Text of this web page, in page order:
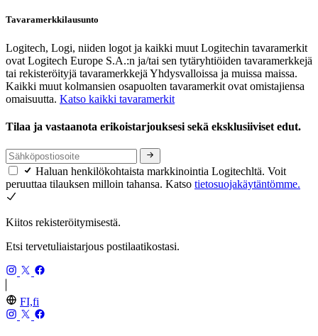
Tavaramerkkilausunto
Logitech, Logi, niiden logot ja kaikki muut Logitechin tavaramerkit
ovat Logitech Europe S.A.:n ja/tai sen tytäryhtiöiden tavaramerkkejä
tai rekisteröityjä tavaramerkkejä Yhdysvalloissa ja muissa maissa.
Kaikki muut kolmansien osapuolten tavaramerkit ovat omistajiensa
omaisuutta. Katso kaikki tavaramerkit
Tilaa ja vastaanota erikoistarjouksesi sekä eksklusiiviset edut.
Haluan henkilökohtaista markkinointia Logitechltä. Voit
peruuttaa tilauksen milloin tahansa. Katso tietosuojakäytäntömme.
Kiitos rekisteröitymisestä.
Etsi tervetuliaistarjous postilaatikostasi.
FI,fi